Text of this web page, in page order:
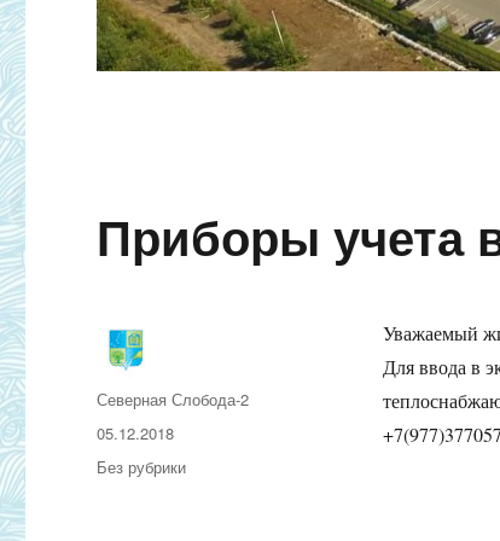
Приборы учета
Уважаемый
Для ввода в
Автор
Северная Слобода-2
Опубликовано
05.12.2018
Рубрики
Без рубрики